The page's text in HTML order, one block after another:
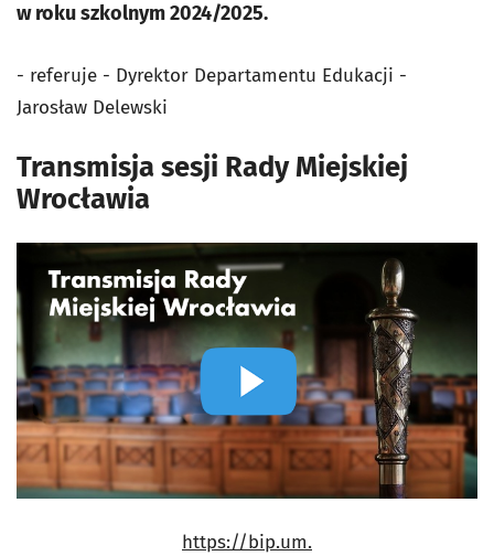
w roku szkolnym 2024/2025.
- referuje - Dyrektor Departamentu Edukacji -
Jarosław Delewski
Transmisja sesji Rady Miejskiej
Wrocławia
https://bip.um.